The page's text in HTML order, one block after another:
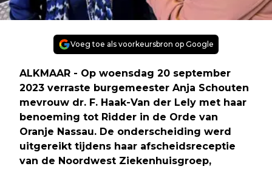
Voeg toe als voorkeursbron op Google
ALKMAAR - Op woensdag 20 september
2023 verraste burgemeester Anja Schouten
mevrouw dr. F. Haak-Van der Lely met haar
benoeming tot Ridder in de Orde van
Oranje Nassau. De onderscheiding werd
uitgereikt tijdens haar afscheidsreceptie
van de Noordwest Ziekenhuisgroep,